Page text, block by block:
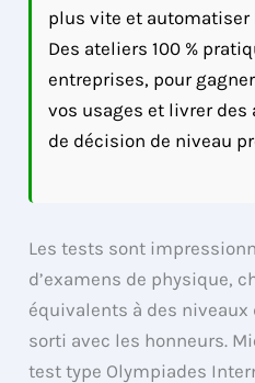
plus vite et
Des ateliers 100 %
entreprises, pour
vos usages et livrer des
de décision de niveau
Les tests sont
d’examens de physique,
équivalents à des niveaux
sorti avec les honneurs.
test type Olympiades